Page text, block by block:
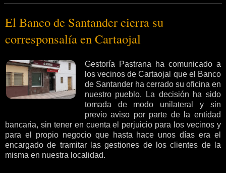
El Banco de Santander cierra su
corresponsalía en Cartaojal
Gestoría Pastrana ha comunicado a
los vecinos de Cartaojal que el Banco
de Santander ha cerrado su oficina en
nuestro pueblo. La decisión ha sido
tomada de modo unilateral y sin
previo aviso por parte de la entidad
bancaria, sin tener en cuenta el perjuicio para los vecinos y
para el propio negocio que hasta hace unos días era el
encargado de tramitar las gestiones de los clientes de la
misma en nuestra localidad.